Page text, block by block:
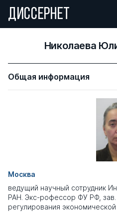
ДИССЕРНЕТ
Николаева
Общая информация
Москва
ведущий научный сотрудник
РАН. Экс-рофессор ФУ РФ,
регулирования экономической